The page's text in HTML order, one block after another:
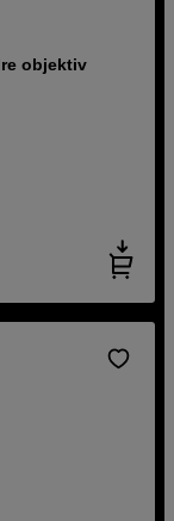
objektiv